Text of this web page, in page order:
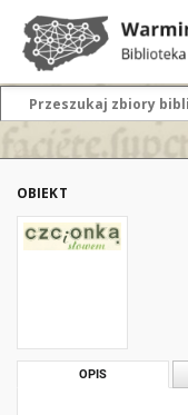
OBIEKT
OPIS